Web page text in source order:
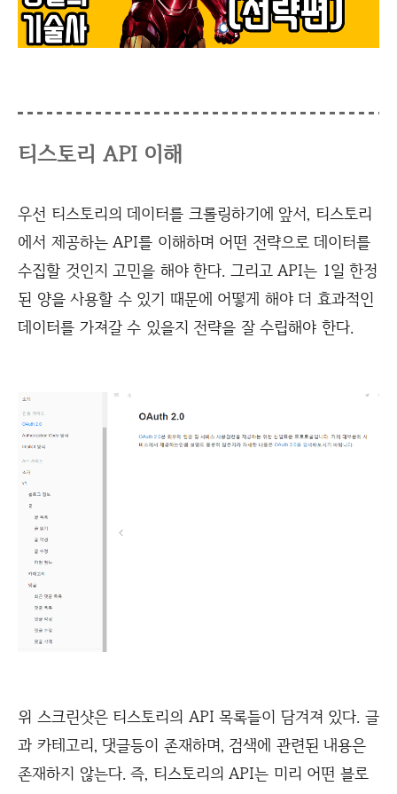
티스토리 API 이해
우선 티스토리의 데이터를 크롤링하기에 앞서, 티스토리
에서 제공하는 API를 이해하며 어떤 전략으로 데이터를
수집할 것인지 고민을 해야 한다. 그리고 API는 1일 한정
된 양을 사용할 수 있기 때문에 어떻게 해야 더 효과적인
데이터를 가져갈 수 있을지 전략을 잘 수립해야 한다.
위 스크린샷은 티스토리의 API 목록들이 담겨져 있다. 글
과 카테고리, 댓글등이 존재하며, 검색에 관련된 내용은
존재하지 않는다. 즉, 티스토리의 API는 미리 어떤 블로